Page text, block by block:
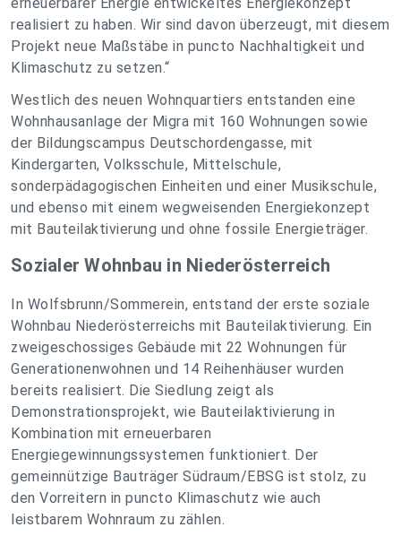
realisiert zu haben. Wir sind davon überzeugt, mit diesem
Projekt neue Maßstäbe in puncto Nachhaltigkeit und
Klimaschutz zu setzen.“
Westlich des neuen Wohnquartiers entstanden eine
Wohnhausanlage der Migra mit 160 Wohnungen sowie
der Bildungscampus Deutschordengasse, mit
Kindergarten, Volksschule, Mittelschule,
sonderpädagogischen Einheiten und einer Musikschule,
und ebenso mit einem wegweisenden Energiekonzept
mit Bauteilaktivierung und ohne fossile Energieträger.
Sozialer Wohnbau in Niederösterreich
In Wolfsbrunn/Sommerein, entstand der erste soziale
Wohnbau Niederösterreichs mit Bauteilaktivierung. Ein
zweigeschossiges Gebäude mit 22 Wohnungen für
Generationenwohnen und 14 Reihenhäuser wurden
bereits realisiert. Die Siedlung zeigt als
Demonstrationsprojekt, wie Bauteilaktivierung in
Kombination mit erneuerbaren
Energiegewinnungssystemen funktioniert. Der
gemeinnützige Bauträger Südraum/EBSG ist stolz, zu
den Vorreitern in puncto Klimaschutz wie auch
leistbarem Wohnraum zu zählen.